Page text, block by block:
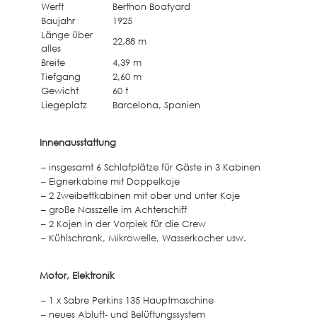
Werft
Berthon Boatyard
Baujahr
1925
Länge über
alles
22,88 m
Breite
4,39 m
Tiefgang
2,60 m
Gewicht
60 t
Liegeplatz
Barcelona, Spanien
Innenausstattung
– insgesamt 6 Schlafplätze für Gäste in 3 Kabinen
– Eignerkabine mit Doppelkoje
– 2 Zweibettkabinen mit ober und unter Koje
– große Nasszelle im Achterschiff
– 2 Kojen in der Vorpiek für die Crew
– Kühlschrank, Mikrowelle, Wasserkocher usw.
Motor, Elektronik
– 1 x Sabre Perkins 135 Hauptmaschine
– neues Abluft- und Belüftungssystem